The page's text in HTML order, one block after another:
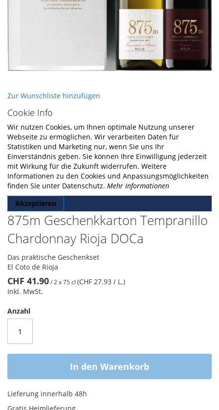
Cookie Info
Wir nutzen Cookies, um Ihnen optimale Nutzung unserer
Webseite zu ermöglichen. Wir verarbeiten Daten für
Statistiken und Marketing nur, wenn Sie uns Ihr
Einverständnis geben. Sie können Ihre Einwilligung jederzeit
mit Wirkung für die Zukunft widerrufen. Weitere
Informationen zu den Cookies und Anpassungsmöglichkeiten
finden Sie unter Datenschutz. Mehr Informationen
Akzeptieren
875m Geschenkkarton Tempranillo
Chardonnay Rioja DOCa
Das praktische Geschenkset
El Coto de Rioja
CHF 41.90/2 x 75 cl (CHF 27.93 / L.)
Inkl. MwSt.
Anzahl
In den Warenkorb
Lieferung innerhalb 48h
Skip
the
beginning
of
the
images
gallery
Zur Wunschliste hinzufügen